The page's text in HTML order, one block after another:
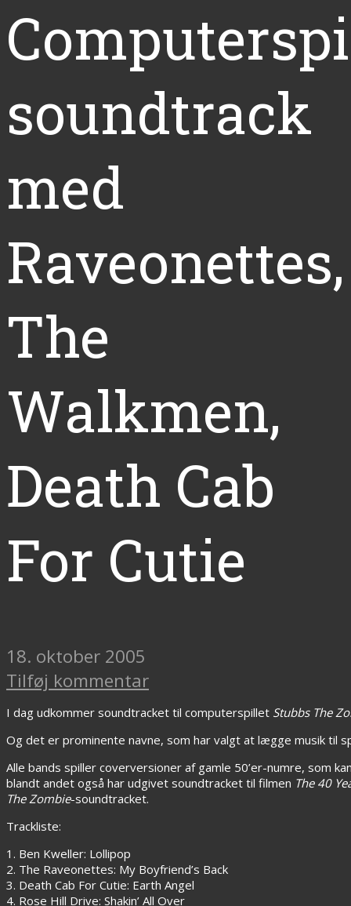
soundtrack
med
Raveonettes,
The
Walkmen,
Death Cab
For Cutie
18. oktober 2005
Tilføj kommentar
I dag udkommer soundtracket til computerspillet Stubbs The
Og det er prominente navne, som har valgt at lægge musik til
Alle bands spiller coverversioner af gamle 50’er-numre, som
blandt andet også har udgivet soundtracket til filmen The 40
The Zombie-soundtracket.
Trackliste:
1. Ben Kweller: Lollipop
2. The Raveonettes: My Boyfriend’s Back
3. Death Cab For Cutie: Earth Angel
4. Rose Hill Drive: Shakin’ All Over